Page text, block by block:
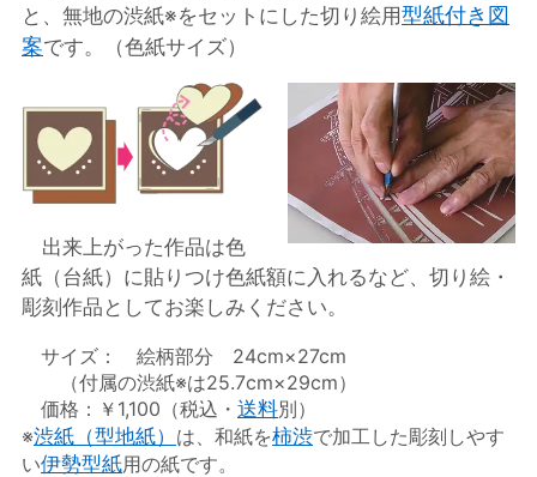
と、無地の渋紙※をセットにした切り絵用型紙付き図
案です。（色紙サイズ）
出来上がった作品は色
紙（台紙）に貼りつけ色紙額に入れるなど、切り絵・
彫刻作品としてお楽しみください。
サイズ： 絵柄部分 24cm×27cm
（付属の渋紙※は25.7cm×29cm）
価格：￥1,100（税込・ 送料別）
※渋紙（型地紙） は、和紙を柿渋で加工した彫刻しやす
い伊勢型紙用の紙です。